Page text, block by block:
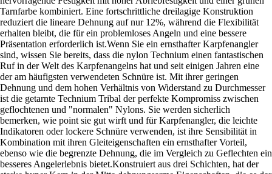
Tarnfarbe kombiniert. Eine fortschrittliche dreilagige Konstruktion
reduziert die lineare Dehnung auf nur 12%, während die Flexibilität
erhalten bleibt, die für ein problemloses Angeln und eine bessere
Präsentation erforderlich ist.Wenn Sie ein ernsthafter Karpfenangler
sind, wissen Sie bereits, dass die nylon Technium einen fantastischen
Ruf in der Welt des Karpfenangelns hat und seit einigen Jahren eine
der am häufigsten verwendeten Schnüre ist. Mit ihrer geringen
Dehnung und dem hohen Verhältnis von Widerstand zu Durchmesser
ist die getarnte Technium Tribal der perfekte Kompromiss zwischen
geflochtenen und "normalen" Nylons. Sie werden sicherlich
bemerken, wie point sie gut wirft und für Karpfenangler, die leichte
Indikatoren oder lockere Schnüre verwenden, ist ihre Sensibilität in
Kombination mit ihren Gleiteigenschaften ein ernsthafter Vorteil,
ebenso wie die begrenzte Dehnung, die im Vergleich zu Geflechten ein
besseres Angelerlebnis bietet.Konstruiert aus drei Schichten, hat der